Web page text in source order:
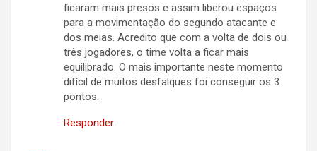
ficaram mais presos e assim liberou espaços
para a movimentação do segundo atacante e
dos meias. Acredito que com a volta de dois ou
três jogadores, o time volta a ficar mais
equilibrado. O mais importante neste momento
difícil de muitos desfalques foi conseguir os 3
pontos.
Responder